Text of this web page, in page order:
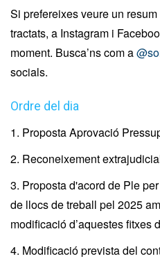
Si prefereixes veure un
tractats, a Instagram i
moment. Busca’ns com a
socials.
Ordre del dia
1. Proposta Aprovació
2. Reconeixement
3. Proposta d'acord de Ple
de llocs de treball pel 2025
modificació d’aquestes fitxes
4. Modificació prevista del